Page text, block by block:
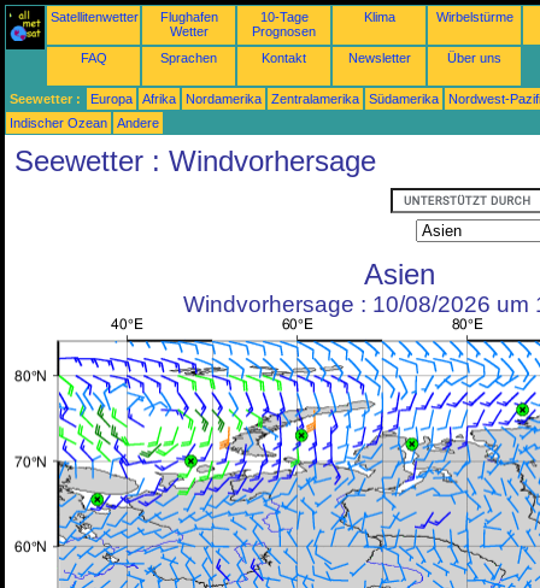
Satellitenwetter
Flughafen
Wetter
10-Tage
Prognosen
Klima Wirbelstürme
FAQ Sprachen Kontakt Newsletter Über uns
Seewetter : Europa Afrika Nordamerika Zentralamerika Südamerika
Nordwest-
Indischer Ozean
Andere
Seewetter : Windvorhersage
Asien
Windvorhersage : 10/08/2026 um